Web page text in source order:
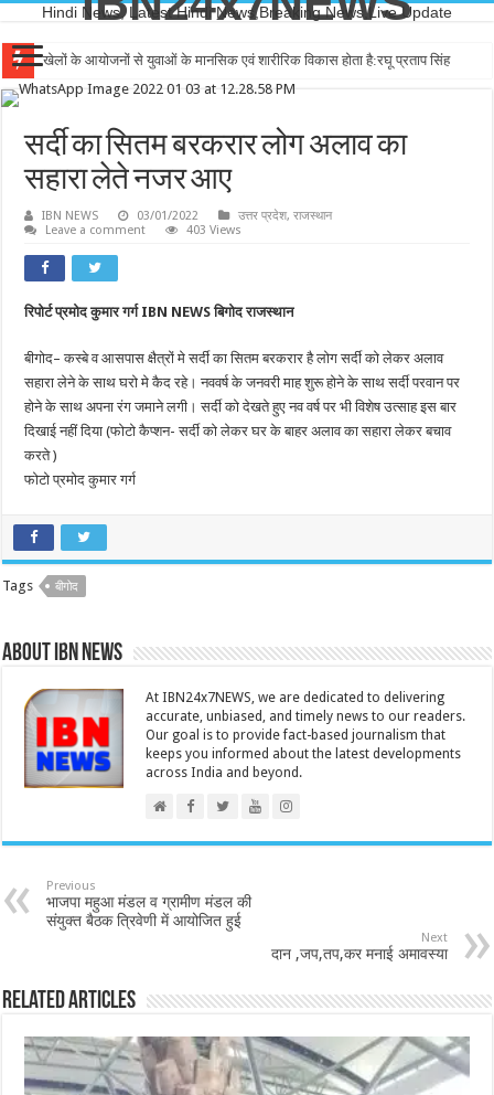
Hindi News, Latest Hindi News,Breaking News,Live Update
खेलों के आयोजनों से युवाओं के मानसिक एवं शारीरिक विकास होता है:रघू प्रताप सिंह
सर्दी का सितम बरकरार लोग अलाव का
सहारा लेते नजर आए
IBN NEWS 03/01/2022 उत्तर प्रदेश,राजस्थान
Leave a comment
403 Views
रिपोर्ट प्रमोद कुमार गर्ग IBN NEWS बिगोद राजस्थान
बीगोद– कस्बे व आसपास क्षैत्रों मे सर्दी का सितम बरकरार है लोग सर्दी को लेकर अलाव
सहारा लेने के साथ घरो मे कैद रहे। नववर्ष के जनवरी माह शुरू होने के साथ सर्दी परवान पर
होने के साथ अपना रंग जमाने लगी। सर्दी को देखते हुए नव वर्ष पर भी विशेष उत्साह इस बार
दिखाई नहीं दिया (फोटो कैप्शन- सर्दी को लेकर घर के बाहर अलाव का सहारा लेकर बचाव
करते )
फोटो प्रमोद कुमार गर्ग
Tags बीगोद
About IBN NEWS
At IBN24x7NEWS, we are dedicated to delivering
accurate, unbiased, and timely news to our readers.
Our goal is to provide fact-based journalism that
keeps you informed about the latest developments
across India and beyond.
Previous
भाजपा महुआ मंडल व ग्रामीण मंडल की
संयुक्त बैठक त्रिवेणी में आयोजित हुई
Next
दान ,जप,तप,कर मनाई अमावस्या
Related Articles